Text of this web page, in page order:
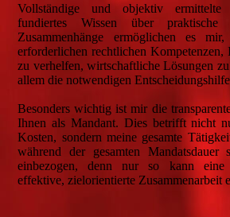
Vollständige und objektiv ermittelte
fundiertes Wissen über praktische
Zusammenhänge ermöglichen es
erforderlichen rechtlichen Kompetenzen,
zu verhelfen, wirtschaftliche Lösungen
allem die notwendigen
Besonders wichtig ist mir die
Ihnen als Mandant. Dies betrifft nicht
Kosten, sondern meine gesamte
während der gesamten Mandatsdauer
einbezogen, denn nur so kann eine
effektive, zielorientierte Zusammenarbeit